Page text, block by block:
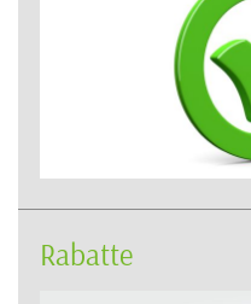
Rabatte